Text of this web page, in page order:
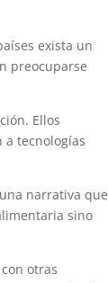
exista un
preocuparse
Ellos
tecnologías
narrativa que
sino
otras